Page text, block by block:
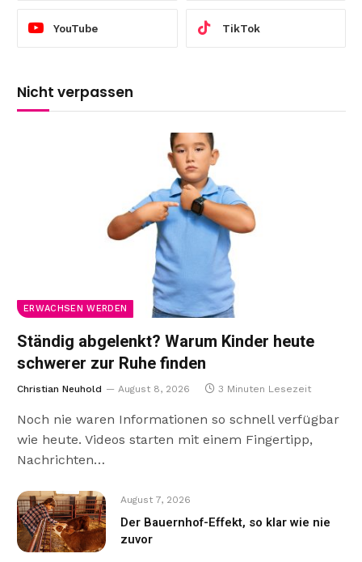
YouTube TikTok
Nicht verpassen
ERWACHSEN WERDEN
Ständig abgelenkt? Warum Kinder heute
schwerer zur Ruhe finden
Christian Neuhold August 8, 2026 3 Minuten Lesezeit
Noch nie waren Informationen so schnell verfügbar
wie heute. Videos starten mit einem Fingertipp,
Nachrichten…
August 7, 2026
Der Bauernhof-Effekt, so klar wie nie
zuvor